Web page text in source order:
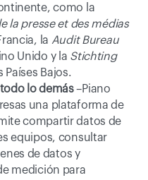
la presse et des médias
la Audit Bureau
Unido y la Stichting
Países Bajos.
lo demás –Piano
una plataforma de
compartir datos de
equipos, consultar
de datos y
medición para